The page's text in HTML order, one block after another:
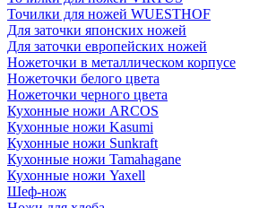
Точилки для ножей WUESTHOF
Для заточки японских ножей
Для заточки европейских ножей
Ножеточки в металлическом корпусе
Ножеточки белого цвета
Ножеточки черного цвета
Кухонные ножи ARCOS
Кухонные ножи Kasumi
Кухонные ножи Sunkraft
Кухонные ножи Tamahagane
Кухонные ножи Yaxell
Шеф-нож